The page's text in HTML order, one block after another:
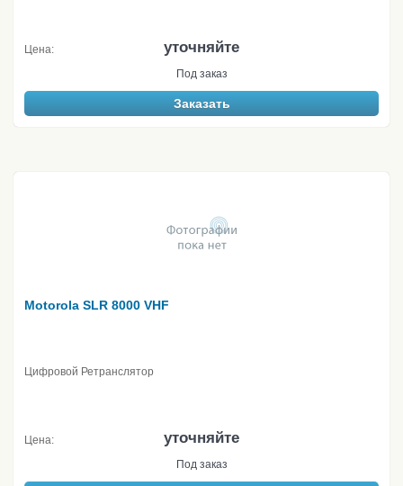
Цена: уточняйте
Под заказ
Заказать
Motorola SLR 8000 VHF
Цифровой Ретранслятор
Цена: уточняйте
Под заказ